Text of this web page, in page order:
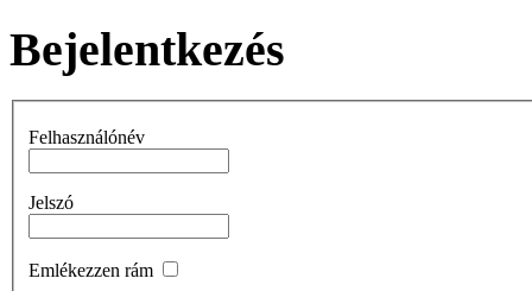
Bejelentkezés
Felhasználónév
Jelszó
Emlékezzen rám